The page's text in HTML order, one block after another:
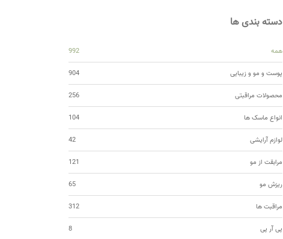
دسته بندی ها
همه 992
پوست و مو و زیبایی 904
محصولات مراقبتی 256
انواع ماسک ها 104
لوازم آرایشی 42
مرابقت از مو 121
ریزش مو 65
مراقبت ها 312
پی آر پی 8